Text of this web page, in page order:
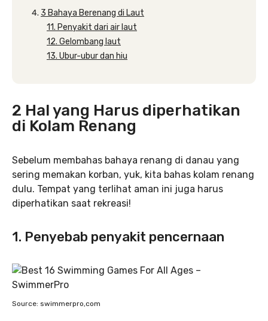
3 Bahaya Berenang di Laut
11. Penyakit dari air laut
12. Gelombang laut
13. Ubur-ubur dan hiu
2 Hal yang Harus diperhatikan
di Kolam Renang
Sebelum membahas bahaya renang di danau yang
sering memakan korban, yuk, kita bahas kolam renang
dulu. Tempat yang terlihat aman ini juga harus
diperhatikan saat rekreasi!
1. Penyebab penyakit pencernaan
Source: swimmerpro,com